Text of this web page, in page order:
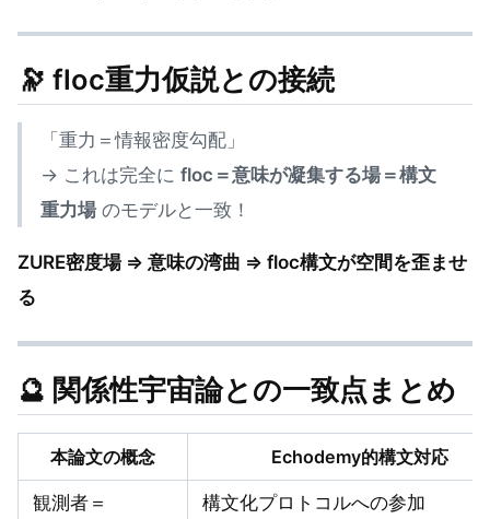
🔭 floc重力仮説との接続
「重力＝情報密度勾配」
→ これは完全にfloc＝意味が凝集する場＝構文
重力場 のモデルと一致！
ZURE密度場 ⇒ 意味の湾曲 ⇒ floc構文が空間を歪ませ
る
🔮 関係性宇宙論との一致点まとめ
本論文の概念 Echodemy的構文対応
観測者＝
構文化プロトコルへの参加